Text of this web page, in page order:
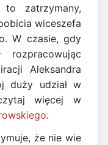
to zatrzymany,
wiceszefa
W czasie, gdy
rozpracowując
Aleksandra
duży udział w
więcej w
.
że nie wie